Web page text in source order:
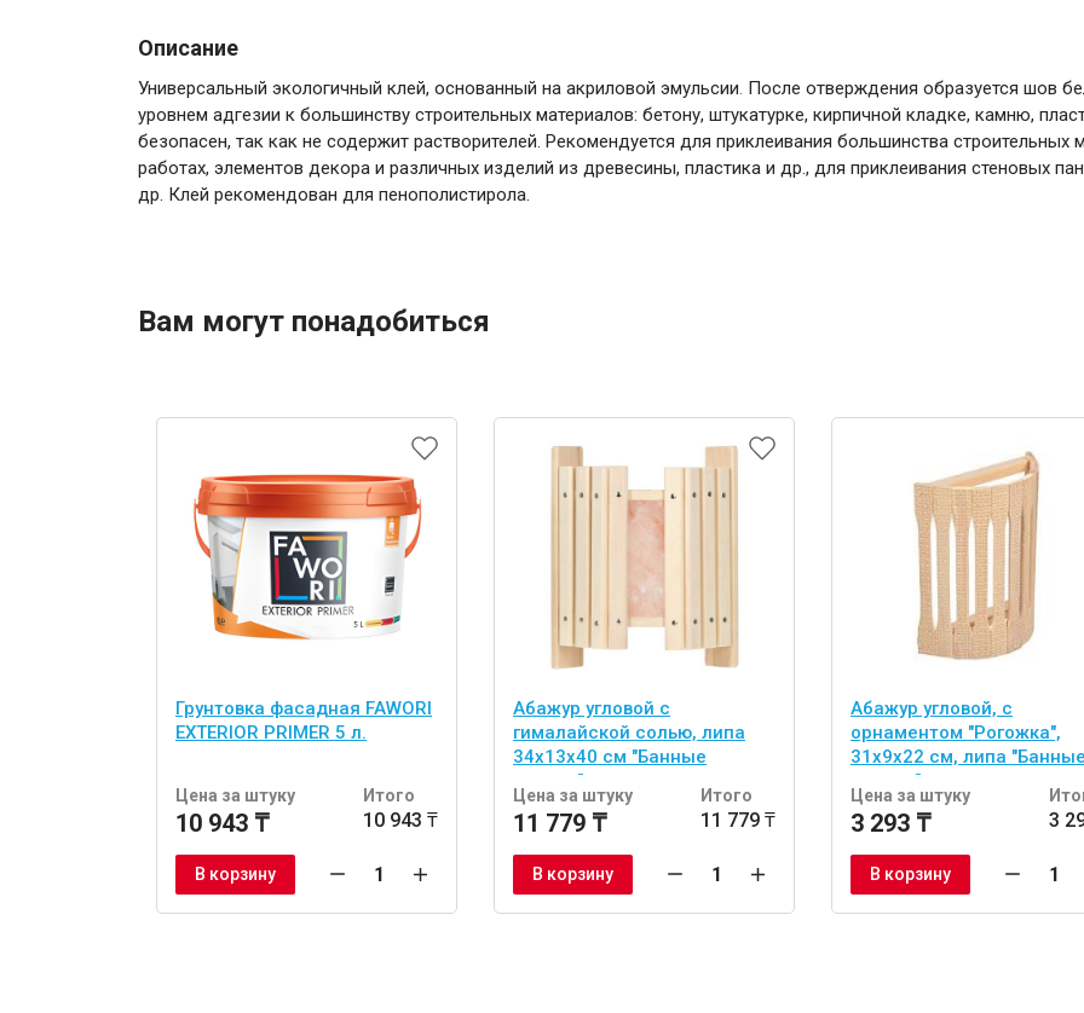
Описание
Универсальный экологичный клей, основанный на акриловой эмульсии. После отверждения образуется шов
уровнем адгезии к большинству строительных материалов: бетону, штукатурке, кирпичной кладке, камню,
безопасен, так как не содержит растворителей. Рекомендуется для приклеивания большинства
работах, элементов декора и различных изделий из древесины, пластика и др., для приклеивания стеновых
др. Клей рекомендован для пенополистирола.
Вам могут понадобиться
Грунтовка фасадная FAWORI
EXTERIOR PRIMER 5 л.
Цена за штуку
10 943 ₸
Итого
10 943 ₸
В корзину
Абажур угловой с
гималайской солью, липа
34х13х40 см "Банные
штучки"
Цена за штуку
11 779 ₸
Итого
11 779 ₸
В корзину
Абажур угловой, с
орнаментом "Рогожка",
31х9х22 см, липа "Банные
штучки"
Цена за штуку
3 293 ₸ 3
В корзину